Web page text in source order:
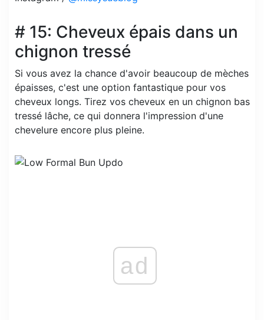
# 15: Cheveux épais dans un
chignon tressé
Si vous avez la chance d'avoir beaucoup de mèches
épaisses, c'est une option fantastique pour vos
cheveux longs. Tirez vos cheveux en un chignon bas
tressé lâche, ce qui donnera l'impression d'une
chevelure encore plus pleine.
ad